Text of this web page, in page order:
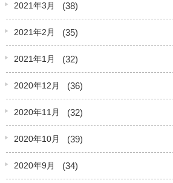
2021年3月 (38)
2021年2月 (35)
2021年1月 (32)
2020年12月 (36)
2020年11月 (32)
2020年10月 (39)
2020年9月 (34)